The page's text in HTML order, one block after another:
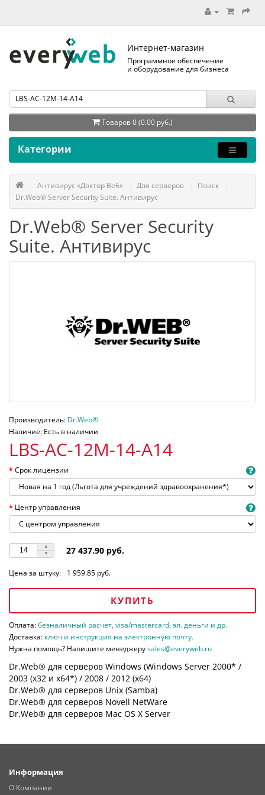
Интернет-магазин
Программное обеспечение
и оборудование для бизнеса
Товаров 0 (0.00 руб.)
Категории
Антивирус «Доктор Веб» Для серверов
Поиск
Dr.Web® Server Security Suite. Антивирус
Dr.Web® Server Security
Suite. Антивирус
Производитель: Dr.Web®
Наличие: Есть в наличии
LBS-AC-12M-14-A14
Срок лицензии
Центр управления
27 437.90 руб.
Цена за штуку: 1 959.85 руб.
КУПИТЬ
Оплата:безналичный расчет, visa/mastercard, эл. деньги и др.
Доставка: ключ и инструкция на электронную почту.
Нужна помощь? Напишите менеджеруsales@everyweb.ru
Dr.Web® для серверов Windows (Windows Server 2000* /
2003 (х32 и х64*) / 2008 / 2012 (х64)
Dr.Web® для серверов Unix (Samba)
Dr.Web® для серверов Novell NetWare
Dr.Web® для серверов Mac OS X Server
Информация
О Компании